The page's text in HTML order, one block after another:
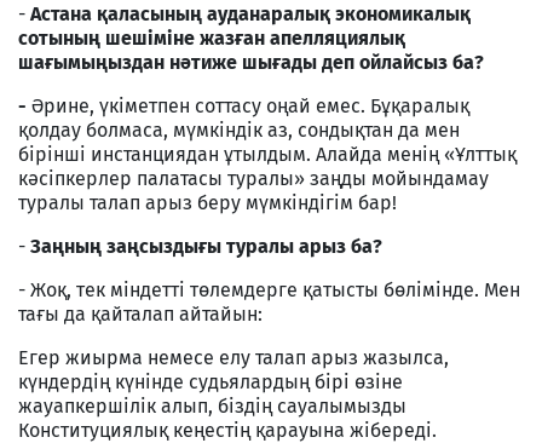
- Астана қаласының ауданаралық экономикалық
сотының шешіміне жазған апелляциялық
шағымыңыздан нәтиже шығады деп ойлайсыз ба?
- Әрине, үкіметпен соттасу оңай емес. Бұқаралық
қолдау болмаса, мүмкіндік аз, сондықтан да мен
бірінші инстанциядан ұтылдым. Алайда менің «Ұлттық
кәсіпкерлер палатасы туралы» заңды мойындамау
туралы талап арыз беру мүмкіндігім бар!
- Заңның заңсыздығы туралы арыз ба?
- Жоқ, тек міндетті төлемдерге қатысты бөлімінде. Мен
тағы да қайталап айтайын:
Егер жиырма немесе елу талап арыз жазылса,
күндердің күнінде судьялардың бірі өзіне
жауапкершілік алып, біздің сауалымызды
Конституциялық кеңестің қарауына жібереді.